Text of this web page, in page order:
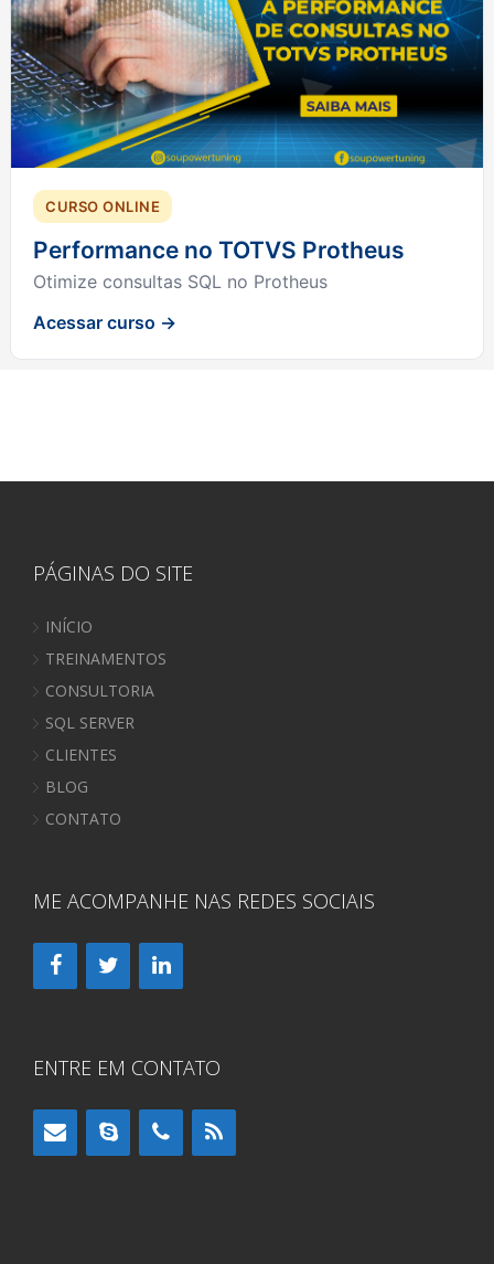
CURSO ONLINE
Performance no TOTVS Protheus
Otimize consultas SQL no Protheus
Acessar curso →
PÁGINAS DO SITE
INÍCIO
TREINAMENTOS
CONSULTORIA
SQL SERVER
CLIENTES
BLOG
CONTATO
ME ACOMPANHE NAS REDES SOCIAIS
ENTRE EM CONTATO